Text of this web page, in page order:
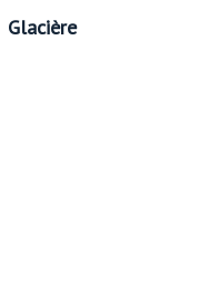
Glacière